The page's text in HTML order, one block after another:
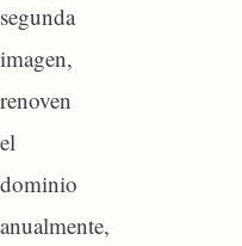
segunda
imagen,
renoven
el
dominio
anualmente,